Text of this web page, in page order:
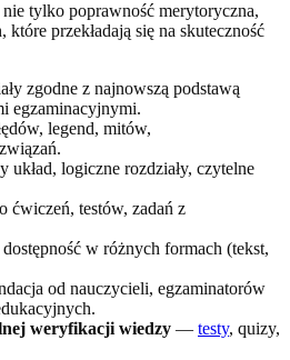
tylko poprawność merytoryczna,
przekładają się na skuteczność
zgodne z najnowszą podstawą
egzaminacyjnymi.
legend, mitów,
układ, logiczne rozdziały, czytelne
ćwiczeń, testów, zadań z
w różnych formach (tekst,
od nauczycieli, egzaminatorów
weryfikacji wiedzy — testy, quizy,